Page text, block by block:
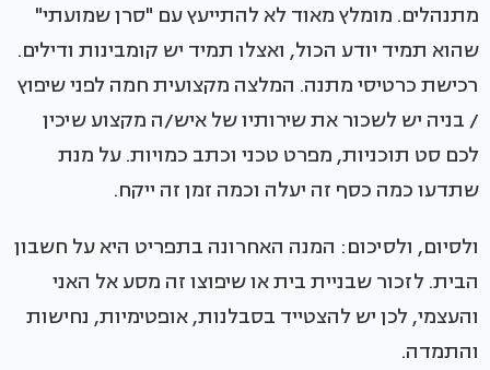
מתנהלים. מומלץ מאוד לא להתייעץ עם "סרן שמועתי"
שהוא תמיד יודע הכול, ואצלו תמיד יש קומבינות ודילים.
רכישת כרטיסי מתנה. המלצה מקצועית חמה לפני שיפוץ
/ בניה יש לשכור את שירותיו של איש/ה מקצוע שיכין
לכם סט תוכניות, מפרט טכני וכתב כמויות. על מנת
שתדעו כמה כסף זה יעלה וכמה זמן זה ייקח.
ולסיום, ולסיכום: המנה האחרונה בתפריט היא על חשבון
הבית. לזכור שבניית בית או שיפוצו זה מסע אל האני
והעצמי, לכן יש להצטייד בסבלנות, אופטימיות, נחישות
והתמדה.